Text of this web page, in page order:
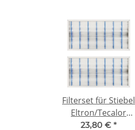
Filterset für Stiebel
Eltron/Tecalor
LWZ/THZ 304/404 -
23,80 € *